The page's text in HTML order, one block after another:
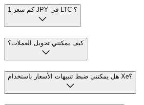
كم سعر 1 JPY في LTC ؟
كيف يمكنني تحويل العملات؟
هل يمكنني ضبط تنبيهات الأسعار باستخدام Xe؟